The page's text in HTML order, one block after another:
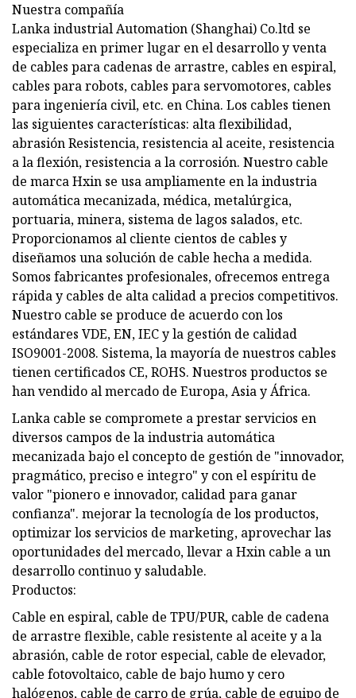
Nuestra compañía
Lanka industrial Automation (Shanghai) Co.ltd se
especializa en primer lugar en el desarrollo y venta
de cables para cadenas de arrastre, cables en espiral,
cables para robots, cables para servomotores, cables
para ingeniería civil, etc. en China. Los cables tienen
las siguientes características: alta flexibilidad,
abrasión Resistencia, resistencia al aceite, resistencia
a la flexión, resistencia a la corrosión. Nuestro cable
de marca Hxin se usa ampliamente en la industria
automática mecanizada, médica, metalúrgica,
portuaria, minera, sistema de lagos salados, etc.
Proporcionamos al cliente cientos de cables y
diseñamos una solución de cable hecha a medida.
Somos fabricantes profesionales, ofrecemos entrega
rápida y cables de alta calidad a precios competitivos.
Nuestro cable se produce de acuerdo con los
estándares VDE, EN, IEC y la gestión de calidad
ISO9001-2008. Sistema, la mayoría de nuestros cables
tienen certificados CE, ROHS. Nuestros productos se
han vendido al mercado de Europa, Asia y África.
Lanka cable se compromete a prestar servicios en
diversos campos de la industria automática
mecanizada bajo el concepto de gestión de "innovador,
pragmático, preciso e integro" y con el espíritu de
valor "pionero e innovador, calidad para ganar
confianza". mejorar la tecnología de los productos,
optimizar los servicios de marketing, aprovechar las
oportunidades del mercado, llevar a Hxin cable a un
desarrollo continuo y saludable.
Productos:
Cable en espiral, cable de TPU/PUR, cable de cadena
de arrastre flexible, cable resistente al aceite y a la
abrasión, cable de rotor especial, cable de elevador,
cable fotovoltaico, cable de bajo humo y cero
halógenos, cable de carro de grúa, cable de equipo de